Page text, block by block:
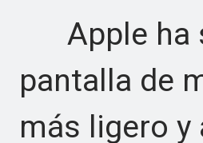
Apple ha
pantalla de
más ligero y